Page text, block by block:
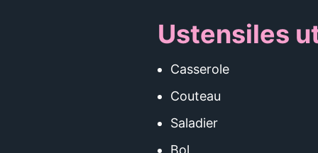
Ustensiles
Casserole
Couteau
Saladier
Bol